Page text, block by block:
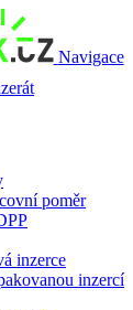
Navigace
poměr
inzerce
inzercí